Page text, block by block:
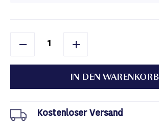
IN DEN WARENKORB
Kostenloser Versand